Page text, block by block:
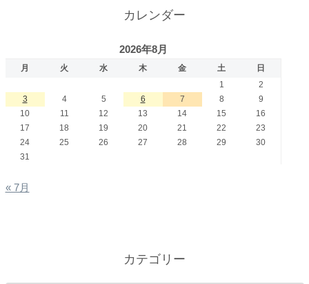
カレンダー
2026年8月
月 火 水 木 金 土
日
1
2
3
4 5 6 7 8
9
10
11 12 13 14 15
16
17
18 19 20 21 22
23
24
25 26 27 28 29
30
31
« 7月
カテゴリー